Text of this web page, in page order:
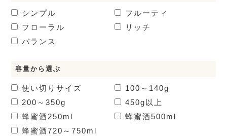
シンプル
フルーティ
フローラル
リッチ
バランス
容量から選ぶ
使い切りサイズ
100～140g
200～350g
450g以上
蜂蜜酒250ml 蜂蜜酒500ml
蜂蜜酒720～750ml